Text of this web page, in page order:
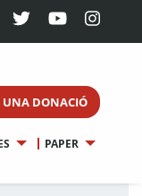
UNA DONACIÓ
PAPER